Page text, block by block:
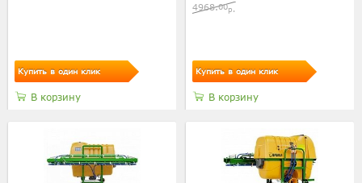
Купить в один клик
В корзину
4968.00р.
Купить в один клик
В корзину